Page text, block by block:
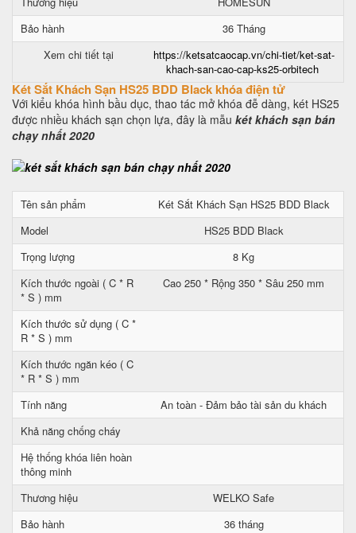
Bảo hành
36 Tháng
Xem chi tiết tại
https://ketsatcaocap.vn/chi-tiet/ket-sat-
khach-san-cao-cap-ks25-orbitech
Két Sắt Khách Sạn HS25 BDD Black khóa điện tử
Với kiểu khóa hình bầu dục, thao tác mở khóa đễ dàng, két HS25
được nhiều khách sạn chọn lựa, đây là mẫu két khách sạn bán
chạy nhất 2020
Tên sản phẩm
Két Sắt Khách Sạn HS25 BDD Black
Model
HS25 BDD Black
Trọng lượng
8 Kg
Kích thước ngoài ( C * R
* S ) mm
Cao 250 * Rộng 350 * Sâu 250 mm
Kích thước sử dụng ( C *
R * S ) mm
Kích thước ngăn kéo ( C
* R * S ) mm
Tính năng
An toàn - Đảm bảo tài sản du khách
Khả năng chống cháy
Hệ thống khóa liên hoàn
thông minh
Thương hiệu
WELKO Safe
Bảo hành
36 tháng